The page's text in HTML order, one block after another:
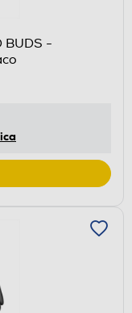
BUDS -